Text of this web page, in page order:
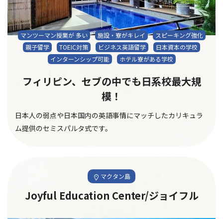
マンツーマン授業が 多い 施設・寮がキレイ
スピーキング強化
親子留学
TOEIC対策 ビジネス英語留学
日本資本の学校
インターンシップ可能
ホテル寮がある学校
フィリピン、セブの中でも日系校最大規
模！
日本人の弱点や日本国内の英語事情にマッチしたカリキュラ
ム提供のセミスパルタ式です。
マクタン島
Joyful Education Center/ジョイフル